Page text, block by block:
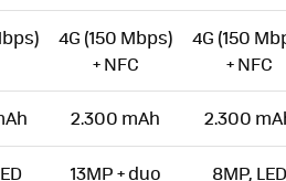
4G (150 Mbps)
+ NFC
4G (150
+ NFC
2.300 mAh 2.300
13MP + duo 8MP, LED